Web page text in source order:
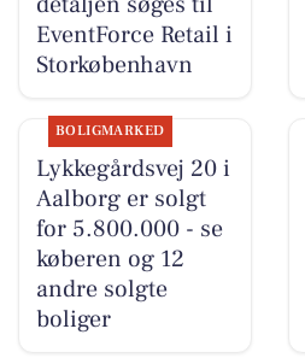
EventForce Retail i
Storkøbenhavn
BOLIGMARKED
Lykkegårdsvej 20 i
Aalborg er solgt
for 5.800.000 - se
køberen og 12
andre solgte
boliger